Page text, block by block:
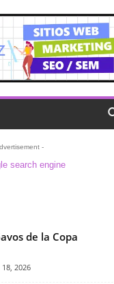
-
de la Copa
2026